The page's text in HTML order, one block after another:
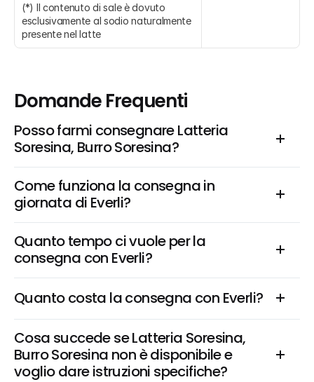
(*) Il contenuto di sale è dovuto
esclusivamente al sodio naturalmente
presente nel latte
Domande Frequenti
Posso farmi consegnare Latteria
Soresina, Burro Soresina?
Come funziona la consegna in
giornata di Everli?
Quanto tempo ci vuole per la
consegna con Everli?
Quanto costa la consegna con Everli?
Cosa succede se Latteria Soresina,
Burro Soresina non è disponibile e
voglio dare istruzioni specifiche?